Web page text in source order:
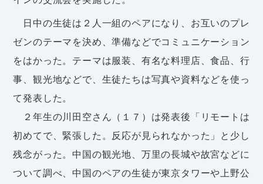
日中の生徒は２人一組のペアになり、お互いのプレ
ゼンのテーマを決め、準備などでコミュニケーション
をはかった。テーマは服装、有名な料理店、食品、行
事、観光地などで、生徒たちは写真や資料などを使っ
て発表した。
２年生の川田空さん（１７）は発表後「リモートは
初めてで、緊張した。反応が見られなかった」と少し
残念がった。中国の観光地、万里の長城や故宮などに
ついて調べ、中国のペアの生徒が東京タワーや上野公